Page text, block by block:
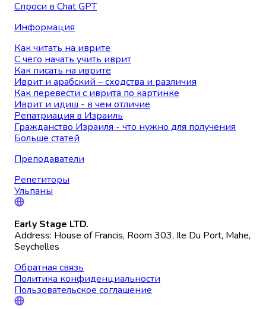
Спроси в Chat GPT
Информация
Как читать на иврите
С чего начать учить иврит
Как писать на иврите
Иврит и арабский – сходства и различия
Как перевести с иврита по картинке
Иврит и идиш - в чем отличие
Репатриация в Израиль
Гражданство Израиля - что нужно для получения
Больше статей
Преподаватели
Репетиторы
Ульпаны
Early Stage LTD.
Address: House of Francis, Room 303, Ile Du Port, Mahe,
Seychelles
Обратная связь
Политика конфиденциальности
Пользовательское соглашение